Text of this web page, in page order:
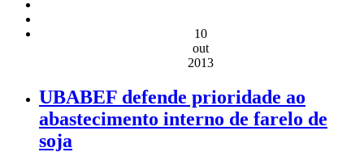
10
out
2013
UBABEF defende prioridade ao
abastecimento interno de farelo de
soja